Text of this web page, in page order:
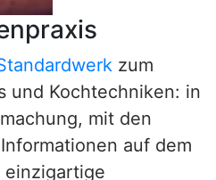
zum
und Kochtechniken: in
mit den
auf dem
einzigartige